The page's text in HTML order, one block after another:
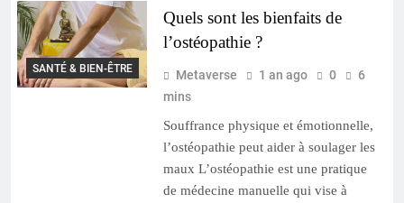
SANTÉ & BIEN-ÊTRE
Quels sont les bienfaits de
l’ostéopathie ?
Metaverse 1 an ago 0
6
mins
Souffrance physique et émotionnelle,
l’ostéopathie peut aider à soulager les
maux L’ostéopathie est une pratique
de médecine manuelle qui vise à